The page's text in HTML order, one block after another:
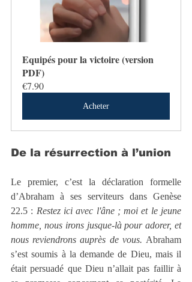
Equipés pour la victoire (version
PDF)
€7.90
Acheter
De la résurrection à l’union
Le premier, c’est la déclaration formelle
d’Abraham à ses serviteurs dans Genèse
22.5 : Restez ici avec l'âne ; moi et le jeune
homme, nous irons jusque-là pour adorer, et
nous reviendrons auprès de vous. Abraham
s’est soumis à la demande de Dieu, mais il
était persuadé que Dieu n’allait pas faillir à